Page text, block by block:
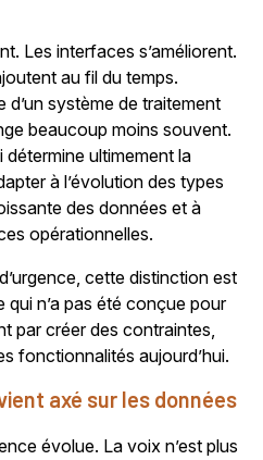
Les interfaces s’améliorent.
au fil du temps.
d’un système de traitement
beaucoup moins souvent.
ultimement la
à l’évolution des types
des données et à
opérationnelles.
cette distinction est
n’a pas été conçue pour
par créer des contraintes,
fonctionnalités aujourd’hui.
axé sur les données
évolue. La voix n’est plus